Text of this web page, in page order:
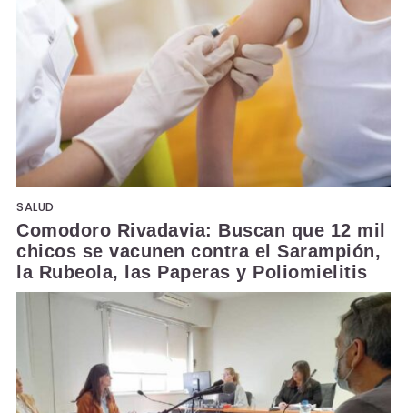
SALUD
Comodoro Rivadavia: Buscan que 12 mil
chicos se vacunen contra el Sarampión,
la Rubeola, las Paperas y Poliomielitis